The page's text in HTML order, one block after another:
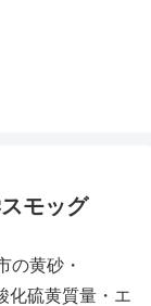
モッグ
の黄砂・
化硫黄質量・エ